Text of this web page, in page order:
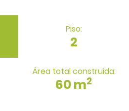
Piso:
2
Área total construida:
60 m2